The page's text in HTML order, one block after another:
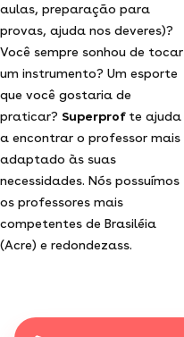
aulas, preparação para
provas, ajuda nos deveres)?
Você sempre sonhou de tocar
um instrumento? Um esporte
que você gostaria de
praticar? Superprof te ajuda
a encontrar o professor mais
adaptado às suas
necessidades. Nós possuímos
os professores mais
competentes de Brasiléia
(Acre) e redondezass.